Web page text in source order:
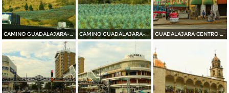
CAMINO GUADALAJARA---PUERTO VALLARTA 2014 CAMINO GUADALAJARA---PUERTO VALLARTA 2014 GUADALAJARA CENTRO HISTORICO 2014